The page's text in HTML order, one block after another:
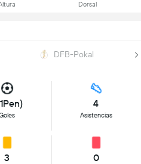
Dorsal
DFB-Pokal
4
Asistencias
3 0